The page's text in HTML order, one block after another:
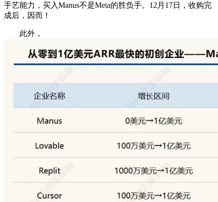
手艺能力，买入Manus不是Meta的胜负手。12月17日，收购完
成后，因而！
此外，